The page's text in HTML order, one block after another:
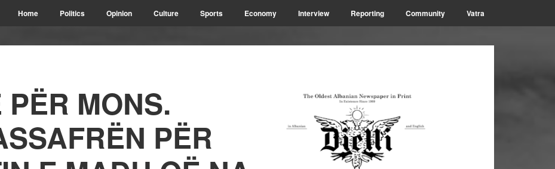
Home Politics Opinion Culture Sports Economy Interview Reporting Community Vatra
MONS.
PËR